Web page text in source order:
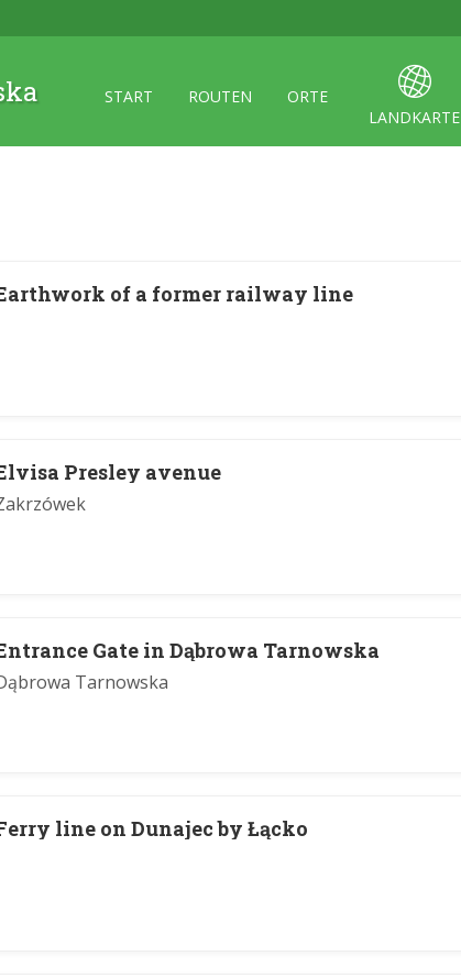
START ROUTEN
ORTE
LANDKARTE
of a former railway line
Presley avenue
Gate in Dąbrowa Tarnowska
Tarnowska
line on Dunajec by Łącko